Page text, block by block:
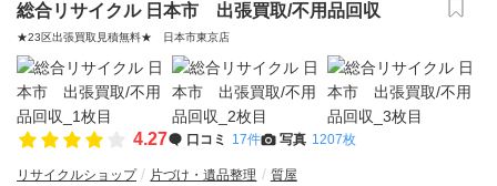
総合リサイクル 日本市 出張買取/不用品回収
★23区出張買取見積無料★ 日本市東京店
4.27 口コミ 17件 写真 1207枚
リサイクルショップ 片づけ・遺品整理 質屋